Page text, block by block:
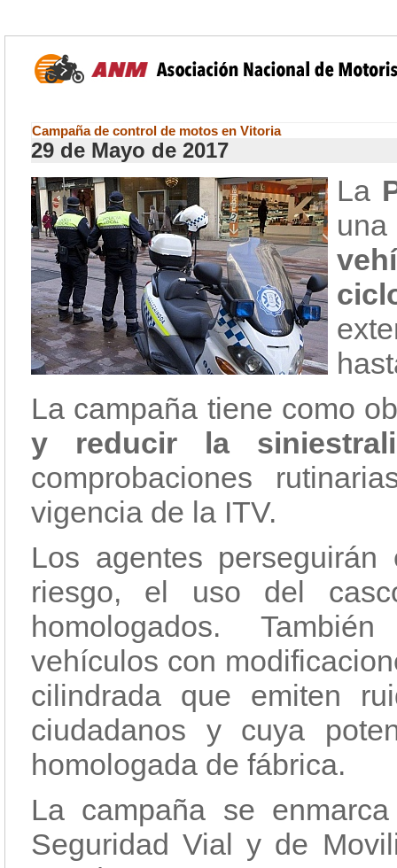
Campaña de control de motos en Vitoria
29 de Mayo de 2017
La
La campaña tiene como
y reducir la
comprobaciones
vigencia de la ITV.
Los agentes
riesgo, el uso del
homologados.
vehículos con
cilindrada que emiten
ciudadanos y cuya
homologada de fábrica.
La campaña se
Seguridad Vial y de